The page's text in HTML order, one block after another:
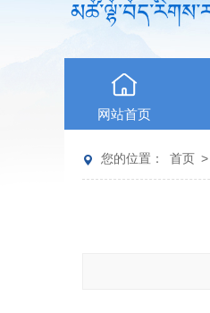
网站首页
您的位置： 首页 >